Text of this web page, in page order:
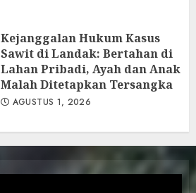
Kejanggalan Hukum Kasus
Sawit di Landak: Bertahan di
Lahan Pribadi, Ayah dan Anak
Malah Ditetapkan Tersangka
AGUSTUS 1, 2026